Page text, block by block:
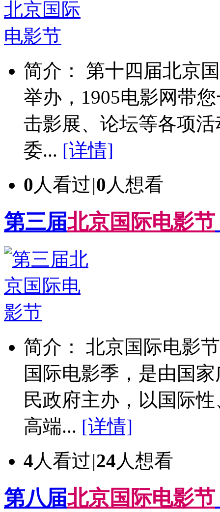
简介： 第十四届北京
举办，1905电影网带
击影展、论坛等各项
委... [详情]
0 人看过|0 人想看
第三届北京国 际电影节
简介： 北京国际电影
国际电影季，是由国
民政府主办，以国际
高端... [详情]
4人看过|24人想看
第八届北京国 际电影节